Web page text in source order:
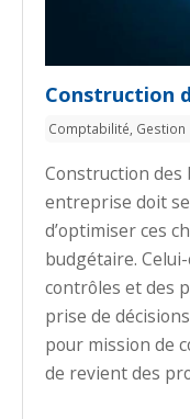
Construction
Comptabilité Gestion
Construction des
entreprise doit se
d’optimiser ces
budgétaire.
contrôles et des
prise de
pour mission de
de revient des